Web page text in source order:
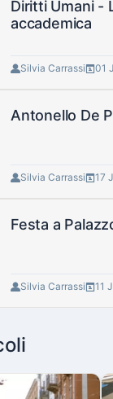
Diritti Umani -
accademica
Silvia Carrassi 01
Antonello De
Silvia Carrassi 17
Festa a
Silvia Carrassi 11